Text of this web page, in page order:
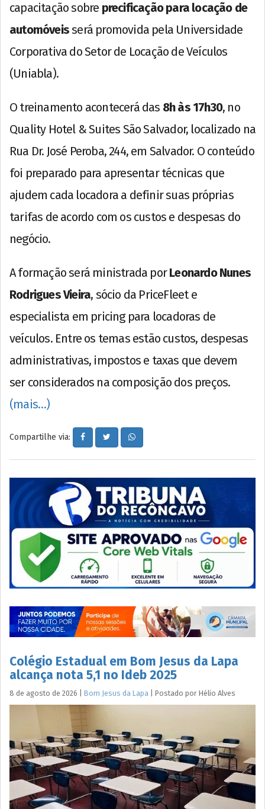
capacitação sobre precificação para locação de
automóveisserá promovida pela Universidade
Corporativa do Setor de Locação de Veículos
(Uniabla).
O treinamento acontecerá das 8h às 17h30, no
Quality Hotel & Suites São Salvador, localizado na
Rua Dr. José Peroba, 244, em Salvador. O conteúdo
foi preparado para apresentar técnicas que
ajudem cada locadora a definir suas próprias
tarifas de acordo com os custos e despesas do
negócio.
A formação será ministrada porLeonardo Nunes
Rodrigues Vieira, sócio da PriceFleet e
especialista em pricing para locadoras de
veículos. Entre os temas estão custos, despesas
administrativas, impostos e taxas que devem
ser considerados na composição dos preços.
(mais…)
Compartilhe via:
Colégio Estadual em Bom Jesus da Lapa
alcança nota 5,1 no Ideb 2025
8 de agosto de 2026 Bom Jesus da Lapa Postado por Hélio Alves